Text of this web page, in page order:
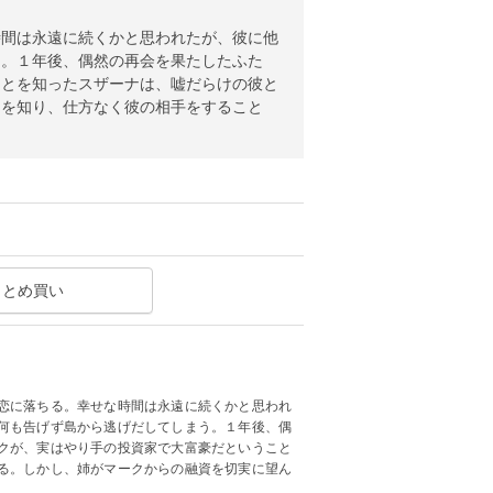
は永遠に続くかと思われたが、彼に他
１年後、偶然の再会を果たしたふた
を知ったスザーナは、嘘だらけの彼と
知り、仕方なく彼の相手をすること
め買い
に落ちる。幸せな時間は永遠に続くかと思われ
も告げず島から逃げだしてしまう。１年後、偶
、実はやり手の投資家で大富豪だということ
。しかし、姉がマークからの融資を切実に望ん